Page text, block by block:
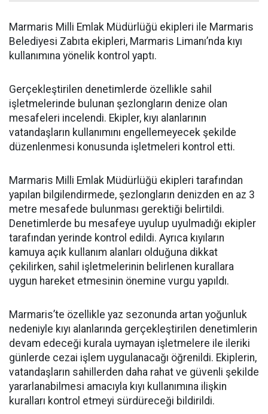
Marmaris Milli Emlak Müdürlüğü ekipleri ile Marmaris
Belediyesi Zabıta ekipleri, Marmaris Limanı’nda kıyı
kullanımına yönelik kontrol yaptı.
Gerçekleştirilen denetimlerde özellikle sahil
işletmelerinde bulunan şezlongların denize olan
mesafeleri incelendi. Ekipler, kıyı alanlarının
vatandaşların kullanımını engellemeyecek şekilde
düzenlenmesi konusunda işletmeleri kontrol etti.
Marmaris Milli Emlak Müdürlüğü ekipleri tarafından
yapılan bilgilendirmede, şezlongların denizden en az 3
metre mesafede bulunması gerektiği belirtildi.
Denetimlerde bu mesafeye uyulup uyulmadığı ekipler
tarafından yerinde kontrol edildi. Ayrıca kıyıların
kamuya açık kullanım alanları olduğuna dikkat
çekilirken, sahil işletmelerinin belirlenen kurallara
uygun hareket etmesinin önemine vurgu yapıldı.
Marmaris’te özellikle yaz sezonunda artan yoğunluk
nedeniyle kıyı alanlarında gerçekleştirilen denetimlerin
devam edeceği kurala uymayan işletmelere ile ileriki
günlerde cezai işlem uygulanacağı öğrenildi. Ekiplerin,
vatandaşların sahillerden daha rahat ve güvenli şekilde
yararlanabilmesi amacıyla kıyı kullanımına ilişkin
kuralları kontrol etmeyi sürdüreceği bildirildi.